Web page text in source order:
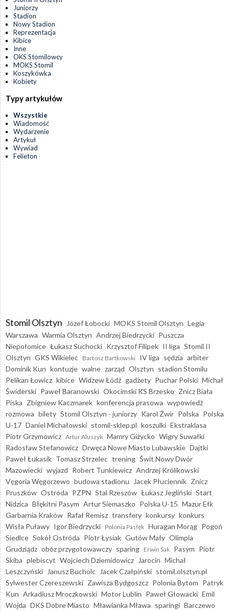
Juniorzy
Stadion
Nowy Stadion
Reprezentacja
Kibice
Inne
OKS Stomilowcy
MOKS Stomil
Koszykówka
Kobiety
Typy artykułów
Wszystkie
Wiadomość
Wydarzenie
Artykuł
Wywiad
Felieton
Stomil Olsztyn Józef Łobocki MOKS Stomil Olsztyn Legia
Warszawa Warmia Olsztyn Andrzej Biedrzycki Puszcza
Niepołomice Łukasz Suchocki Krzysztof Filipek II liga Stomil II
Olsztyn GKS Wikielec Bartosz Bartkowski IV liga sędzia arbiter
Dominik Kun kontuzje walne zarząd Olsztyn stadion Stomilu
Pelikan Łowicz kibice Widzew Łódź gadżety Puchar Polski Michał
Świderski Paweł Baranowski Okocimski KS Brzesko Znicz Biała
Piska Zbigniew Kaczmarek konferencja prasowa wypowiedź
rozmowa bilety Stomil Olsztyn - juniorzy Karol Żwir Polska Polska
U-17 Daniel Michałowski stomil-sklep.pl koszulki Ekstraklasa
Piotr Grzymowicz Artur Aluszyk Mamry Giżycko Wigry Suwałki
Radosław Stefanowicz Drwęca Nowe Miasto Lubawskie Dajtki
Paweł Łukasik Tomasz Strzelec trening Świt Nowy Dwór
Mazowiecki wyjazd Robert Tunkiewicz Andrzej Królikowski
Vęgoria Węgorzewo budowa stadionu Jacek Płuciennik Znicz
Pruszków Ostróda PZPN Stal Rzeszów Łukasz Jegliński Start
Nidzica Błękitni Pasym Artur Siemaszko Polska U-15 Mazur Ełk
Garbarnia Kraków Rafał Remisz transfery konkursy konkurs
Wisła Puławy Igor Biedrzycki Polonia Pasłęk Huragan Morąg Pogoń
Siedlce Sokół Ostróda Piotr Łysiak Gutów Mały Olimpia
Grudziądz obóz przygotowawczy sparing Erwin Sak Pasym Piotr
Skiba plebiscyt Wojciech Dziemidowicz Jarocin Michał
Leszczyński
Janusz Bucholc Jacek Czałpiński stomil.olsztyn.pl
Sylwester Czereszewski Zawisza Bydgoszcz Polonia Bytom Patryk
Kun Arkadiusz Mroczkowski Motor Lublin Paweł Głowacki Emil
Wojda DKS Dobre Miasto Mławianka Mława sparingi Barczewo